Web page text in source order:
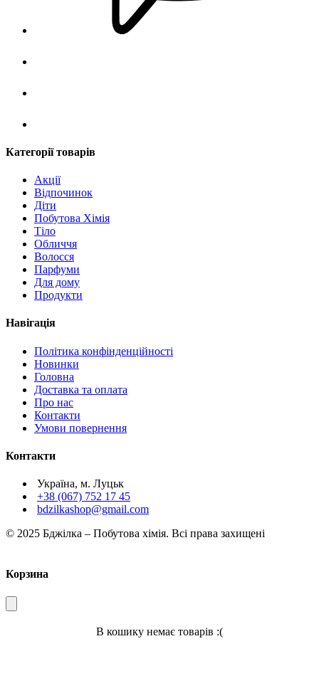
Категорії товарів
Акції
Відпочинок
Діти
Побутова Хімія
Тіло
Обличчя
Волосся
Парфуми
Для дому
Продукти
Навігація
Політика конфінденційності
Новинки
Головна
Доставка та оплата
Про нас
Контакти
Умови повернення
Контакти
Україна, м. Луцьк
+38 (067) 752 17 45
bdzilkashop@gmail.com
© 2025 Бджілка – Побутова хімія. Всі права захищені
Корзина
В кошику немає товарів :(